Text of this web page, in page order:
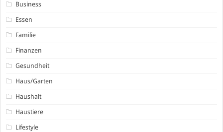
Business
Essen
Familie
Finanzen
Gesundheit
Haus/Garten
Haushalt
Haustiere
Lifestyle